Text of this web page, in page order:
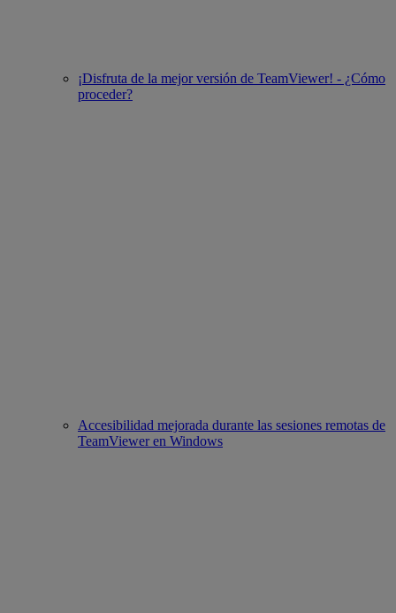
¡Disfruta de la mejor versión de TeamViewer! - ¿Cómo
proceder?
Accesibilidad mejorada durante las sesiones remotas de
TeamViewer en Windows